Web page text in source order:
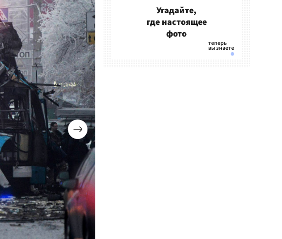
Угадайте,
где настоящее
фото